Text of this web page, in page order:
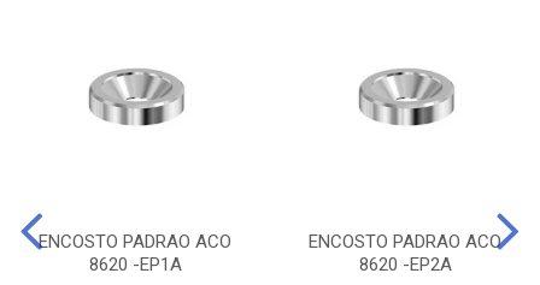
ENCOSTO PADRAO ACO
8620 -EP1A
ENCOSTO PADRAO ACO
8620 -EP2A